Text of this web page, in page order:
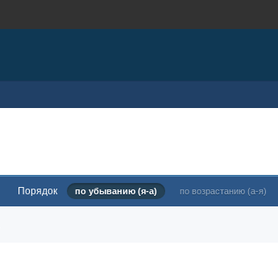
Порядок по убыванию (я-а) по возрастанию (а-я)